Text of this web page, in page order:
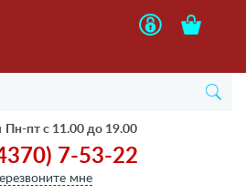
Пн-пт с 11.00 до 19.00
7-53-22
мне